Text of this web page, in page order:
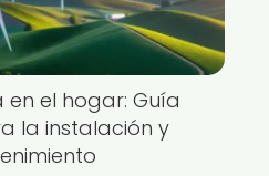
en el hogar: Guía
la instalación y